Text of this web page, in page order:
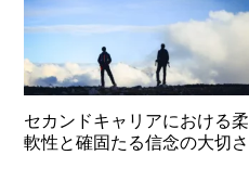
セカンドキャリアにおける柔
軟性と確固たる信念の大切さ